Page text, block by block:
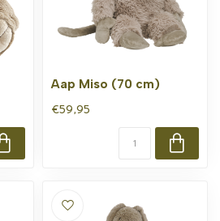
Aap Miso (70 cm)
€59,95